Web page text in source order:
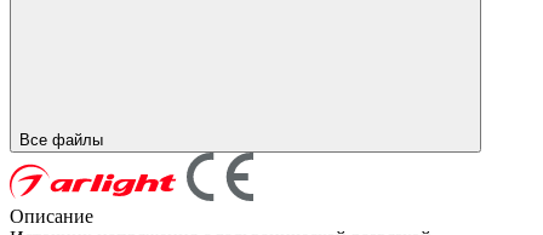
Все файлы
Описание